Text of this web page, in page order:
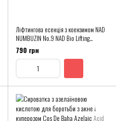
Ліфтингова есенція з коензимом NAD
NUMBUZIN No.9 NAD Bio Lifting
Essence 30 ml
790 грн